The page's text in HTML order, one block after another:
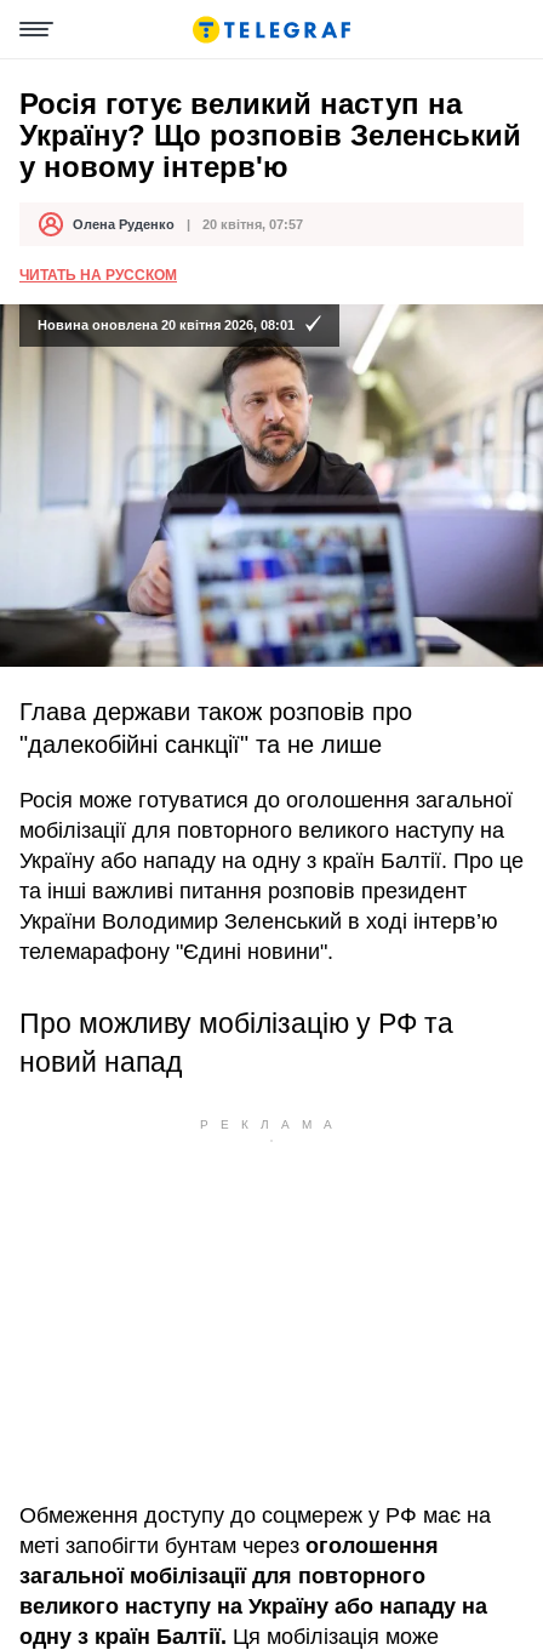
Росія готує великий наступ на
Україну? Що розповів Зеленський
у новому інтерв'ю
АвторОлена Руденко
Дата публікації 20 квітня, 07:57
ЧИТАТЬ НА РУССКОМ
Новина оновлена 20 квітня 2026, 08:01
Глава держави також розповів про
"далекобійні санкції" та не лише
Росія може готуватися до оголошення загальної
мобілізації для повторного великого наступу на
Україну або нападу на одну з країн Балтії. Про це
та інші важливі питання розповів президент
України Володимир Зеленський в ході інтерв’ю
телемарафону "Єдині новини".
Про можливу мобілізацію у РФ та
новий напад
Обмеження доступу до соцмереж у РФ має на
меті запобігти бунтам через оголошення
загальної мобілізації для повторного
великого наступу на Україну або нападу на
одну з країн Балтії. Ця мобілізація може